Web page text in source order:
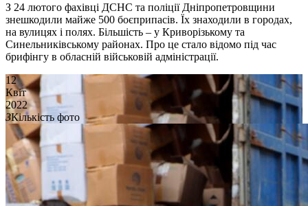
З 24 лютого фахівці ДСНС та поліції Дніпропетровщини
знешкодили майже 500 боєприпасів. Їх знаходили в городах,
на вулицях і полях. Більшість – у Криворізькому та
Синельниківському районах. Про це стало відомо під час
брифінгу в обласній військовій адміністрації.
12
Квіт
2022
3Кількість фото